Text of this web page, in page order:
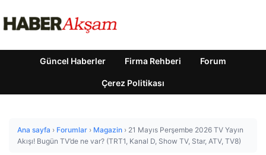
Güncel Haberler Firma Rehberi Forum
Çerez Politikası
Ana sayfa › Forumlar › Magazin › 21 Mayıs Perşembe 2026 TV Yayın
Akışı! Bugün TV’de ne var? (TRT1, Kanal D, Show TV, Star, ATV, TV8)